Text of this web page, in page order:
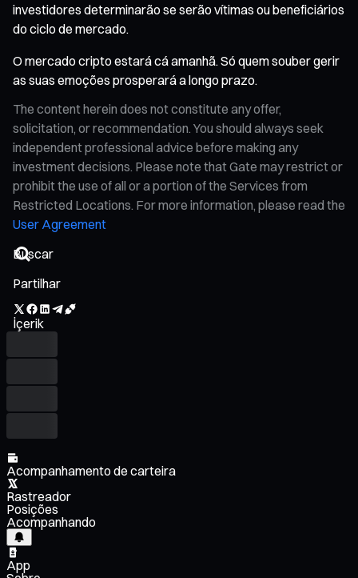
investidores determinarão se serão vítimas ou beneficiários
do ciclo de mercado.
O mercado cripto estará cá amanhã. Só quem souber gerir
as suas emoções prosperará a longo prazo.
The content herein does not constitute any offer,
solicitation, or recommendation. You should always seek
independent professional advice before making any
investment decisions. Please note that Gate may restrict or
prohibit the use of all or a portion of the Services from
Restricted Locations. For more information, please read the
User Agreement
Partilhar
İçerik
Acompanhamento de carteira
Rastreador
Posições
Acompanhando
App